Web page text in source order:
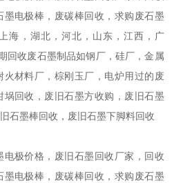
墨电极棒，废碳棒回收，求购废石墨
海，湖北，河北，山东，江西，广
回收废石墨制品如钢厂，硅厂，金属
材料厂，棕刚玉厂，电炉用过的废
埚回收，废旧石墨方收购，废旧石墨
石墨棒回收，废旧石墨下脚料回收
电极价格，废旧石墨回收厂家，回收
墨电极棒，废碳棒回收，求购废石墨